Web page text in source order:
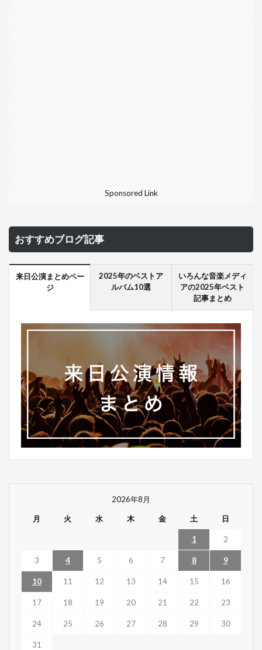
Sponsored Link
おすすめブログ記事
来日公演まとめペー
ジ
2025年のベストア
ルバム10選
いろんな音楽メディ
アの2025年ベスト
記事まとめ
2026年8月
月 火 水 木 金 土 日
1 2
3 4 5 6 7 8 9
10 11 12 13 14 15 16
17 18 19 20 21 22 23
24 25 26 27 28 29 30
31